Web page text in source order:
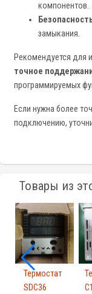
компонентов.
замыкания.
Рекомендуется для
точное
программируемых
Если нужна более
подключению,
Товары из
Термостат
SDC36